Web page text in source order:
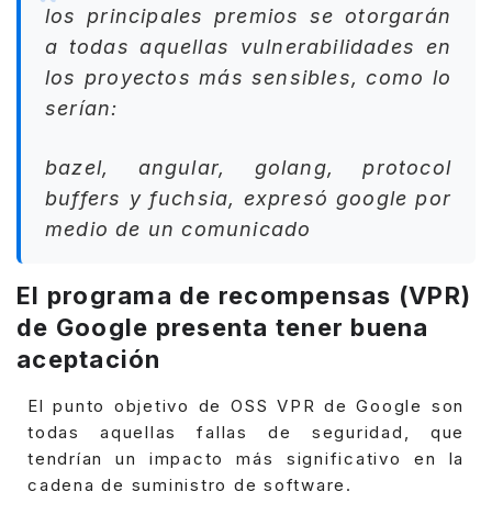
los principales premios se otorgarán
a todas aquellas vulnerabilidades en
los proyectos más sensibles, como lo
serían:
bazel, angular, golang, protocol
buffers y fuchsia, expresó google por
medio de un comunicado
El programa de recompensas (VPR)
de Google presenta tener buena
aceptación
El punto objetivo de OSS VPR de Google son
todas aquellas fallas de seguridad, que
tendrían un impacto más significativo en la
cadena de suministro de software.